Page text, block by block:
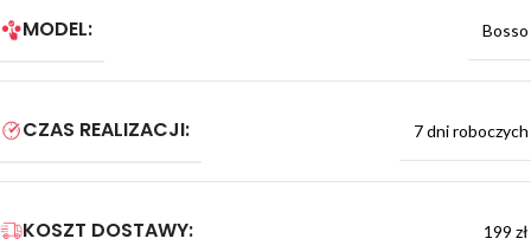
MODEL: Bosso
CZAS REALIZACJI: 7 dni roboczych
KOSZT DOSTAWY: 199 zł